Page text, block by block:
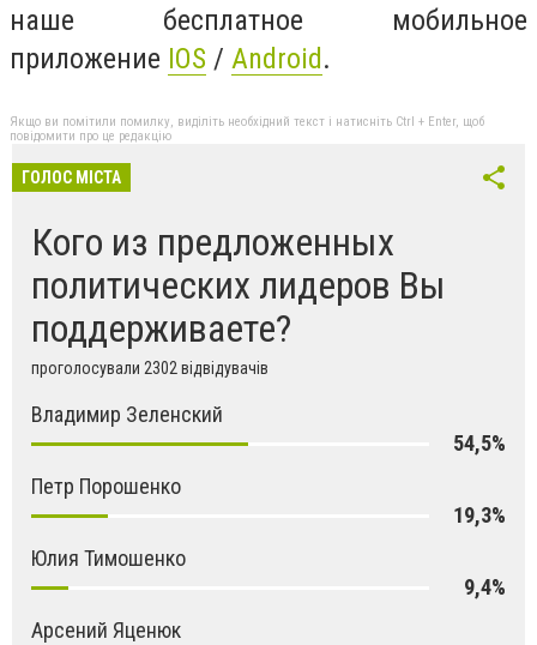
наше бесплатное мобильное
приложение IOS / Android.
Якщо ви помітили помилку, виділіть необхідний текст і натисніть Ctrl + Enter, щоб
повідомити про це редакцію
ГОЛОС МІСТА
Кого из предложенных
политических лидеров Вы
поддерживаете?
проголосували 2302 відвідувачів
Владимир Зеленский
54,5%
Петр Порошенко
19,3%
Юлия Тимошенко
9,4%
Арсений Яценюк